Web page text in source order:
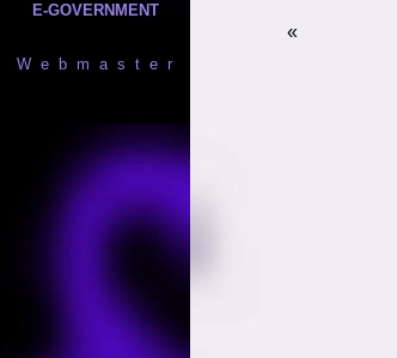
E-GOVERNMENT
W e b m a s t e r
«